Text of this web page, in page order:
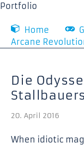
Portfolio
Home
Arcane
Die
Stallbauers
20. April 2016
When idiotic